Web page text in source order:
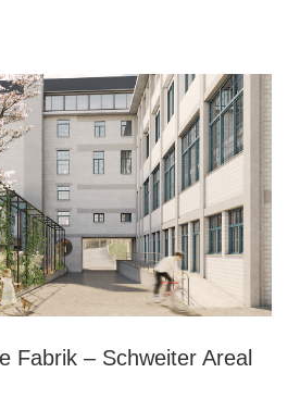
Fabrik – Schweiter Areal